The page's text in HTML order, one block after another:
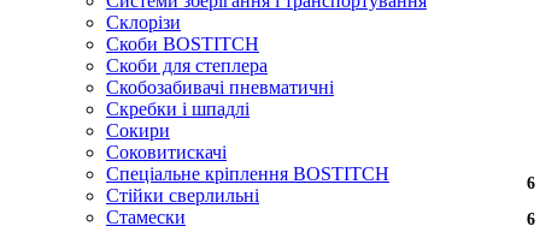
Склорізи
Скоби BOSTITCH
Скоби для степлера
Скобозабивачі пневматичні
Скребки і шпадлі
Сокири
Соковитискачі
Спеціальне кріплення BOSTITCH
Стійки сверлильні
Стамески
6
6
6
6
6
6
6
6
6
6
6
6
6
6
6
6
6
6
6
6
6
6
6
6
6
6
6
6
6
6
6
6
6
6
6
6